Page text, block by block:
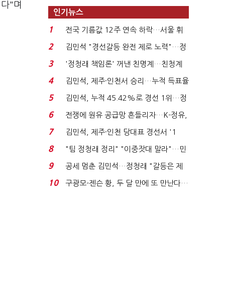
"며
인기뉴스
1
전국 기름값 12주 연속 하락…서울 휘
발윳값 1909원...
2
김민석 "경선갈등 완전 제로 노력"…정
청래 "반명 공세 사...
3
'정청래 책임론' 꺼낸 친명계…친청계
는 추가투표 때리기...
4
김민석, 제주·인천서 승리…누적 득표율
'1위 탈환'(종합)...
5
김민석, 누적 45.42%로 경선 1위…정
청래와 격차 0.86%p(...
6
전쟁에 원유 공급망 흔들리자…K-정유,
에너지안보 핵심...
7
김민석, 제주·인천 당대표 경선서 '1
위'(1보)...
8
"팀 정청래 정리" "이중잣대 말라"…민
주 최고위원 계파 다...
9
공세 멈춘 김민석…정청래 "갈등은 제
가 수습"
10
구광모-젠슨 황, 두 달 만에 또 만난다…